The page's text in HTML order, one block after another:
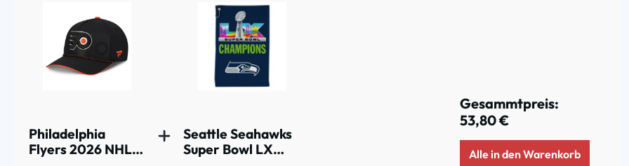
Philadelphia
Flyers 2026 NHL
Seattle Seahawks
Super Bowl LX
Gesammtpreis:
53,80 €
Alle in den Warenkorb